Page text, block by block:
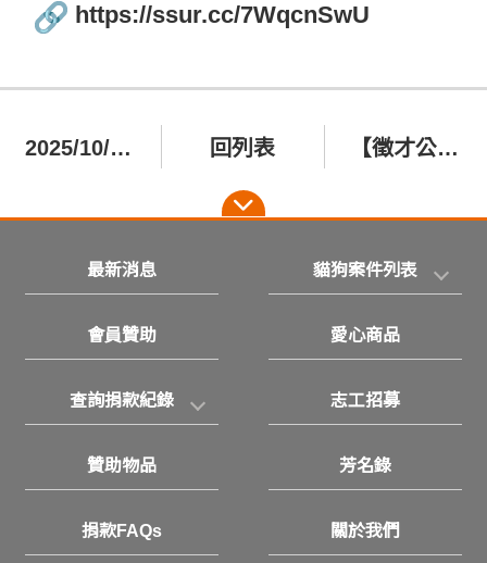
https://ssur.cc/7WqcnSwU
2025/10/25雲林 崙背鄉 眼睛嚴重感染 二小黑貓 蔥蔥 蒜蒜 回列表 【徵才公告-機動人員一名】📢
最新消息 貓狗案件列表
會員贊助 愛心商品
查詢捐款紀錄 志工招募
贊助物品 芳名錄
捐款FAQs 關於我們